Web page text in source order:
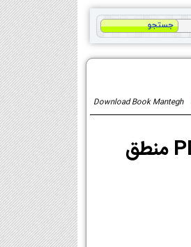
Download Book Mantegh